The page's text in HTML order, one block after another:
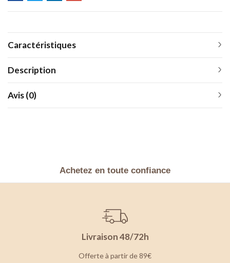
Caractéristiques
Description
Avis (0)
Achetez en toute confiance
Livraison 48/72h
Offerte à partir de 89€